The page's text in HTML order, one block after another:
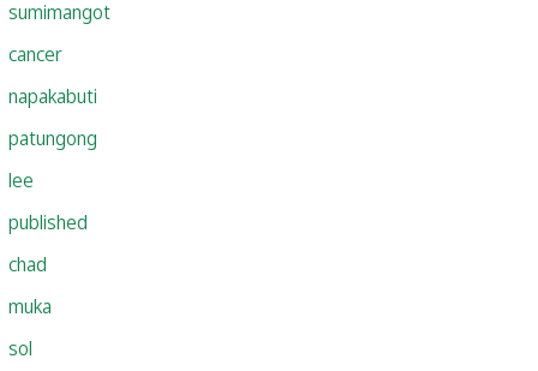
sumimangot
cancer
napakabuti
patungong
lee
published
chad
muka
sol